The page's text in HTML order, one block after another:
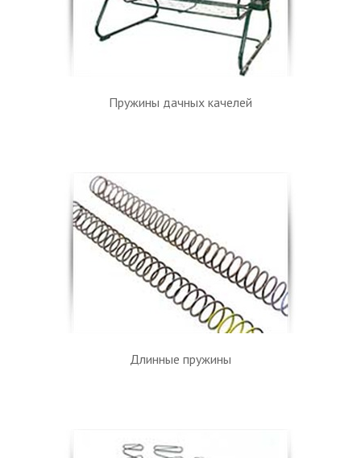
Пружины дачных качелей
Длинные пружины